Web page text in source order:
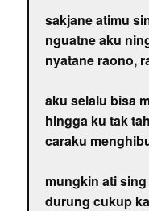
sakjane atimu
nguatne aku
nyatane raono,
aku selalu bisa
hingga ku tak
caraku
mungkin ati
durung cukup